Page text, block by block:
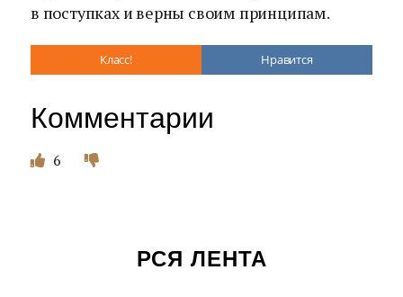
в поступках и верны своим принципам.
Класс! Нравится
Комментарии
6
РСЯ ЛЕНТА